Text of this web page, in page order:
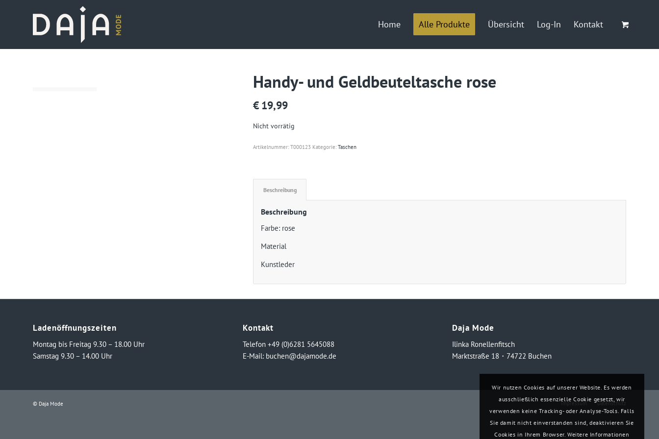
Home Alle Produkte Übersicht Log-In Kontakt
Handy- und Geldbeuteltasche rose
€ 19,99
Nicht vorrätig
Artikelnummer:T000123 Kategorie:Taschen
Beschreibung
Beschreibung
Farbe: rose
Material
Kunstleder
Ladenöffnungszeiten
Montag bis Freitag 9.30 – 18.00 Uhr
Samstag 9.30 – 14.00 Uhr
Kontakt
Telefon +49 (0)6281 5645088
E-Mail: buchen@dajamode.de
Daja Mode
Ilinka Ronellenfitsch
Marktstraße 18・74722 Buchen
© Daja Mode Impressum Datenschutz
Wir nutzen Cookies auf unserer Website. Es werden
ausschließlich essenzielle Cookie gesetzt, wir
verwenden keine Tracking- oder Analyse-Tools. Falls
Sie damit nicht einverstanden sind, deaktivieren Sie
Cookies in Ihrem Browser. Weitere Informationen